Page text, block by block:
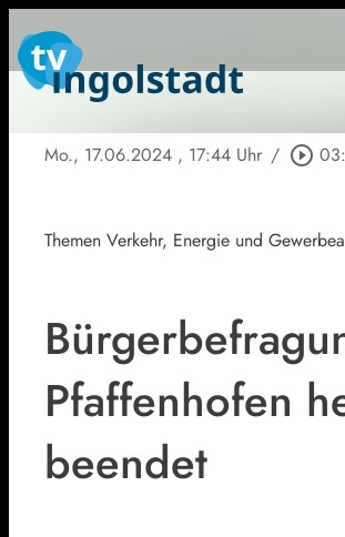
Mo., 17.06.2024 , 17:44 Uhr / play_circle_outline
Themen Verkehr, Energie und
Pfaffenhofen
beendet